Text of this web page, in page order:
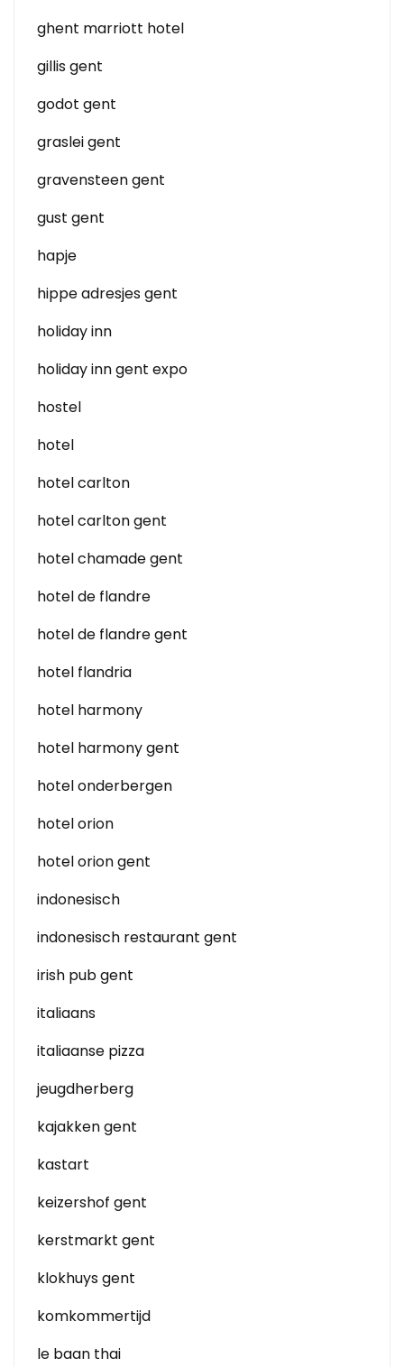
ghent marriott hotel
gillis gent
godot gent
graslei gent
gravensteen gent
gust gent
hapje
hippe adresjes gent
holiday inn
holiday inn gent expo
hostel
hotel
hotel carlton
hotel carlton gent
hotel chamade gent
hotel de flandre
hotel de flandre gent
hotel flandria
hotel harmony
hotel harmony gent
hotel onderbergen
hotel orion
hotel orion gent
indonesisch
indonesisch restaurant gent
irish pub gent
italiaans
italiaanse pizza
jeugdherberg
kajakken gent
kastart
keizershof gent
kerstmarkt gent
klokhuys gent
komkommertijd
le baan thai